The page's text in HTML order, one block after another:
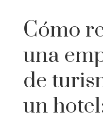
Cómo
una
de
un